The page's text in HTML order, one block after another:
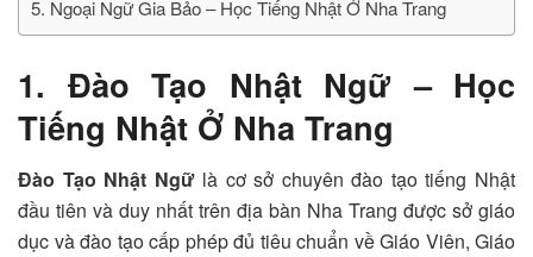
5. Ngoại Ngữ Gia Bảo – Học Tiếng Nhật Ở Nha Trang
1. Đào Tạo Nhật Ngữ – Học
Tiếng Nhật Ở Nha Trang
Đào Tạo Nhật Ngữlà cơ sở chuyên đào tạo tiếng Nhật
đầu tiên và duy nhất trên địa bàn Nha Trang được sở giáo
dục và đào tạo cấp phép đủ tiêu chuẩn về Giáo Viên, Giáo